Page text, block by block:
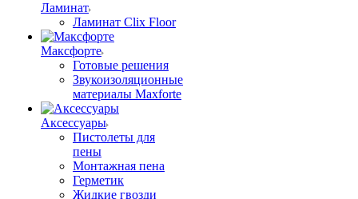
Ламинат
Ламинат Clix Floor
Максфорте
Готовые решения
Звукоизоляционные
материалы Maxforte
Аксессуары
Пистолеты для
пены
Монтажная пена
Герметик
Жидкие гвозди